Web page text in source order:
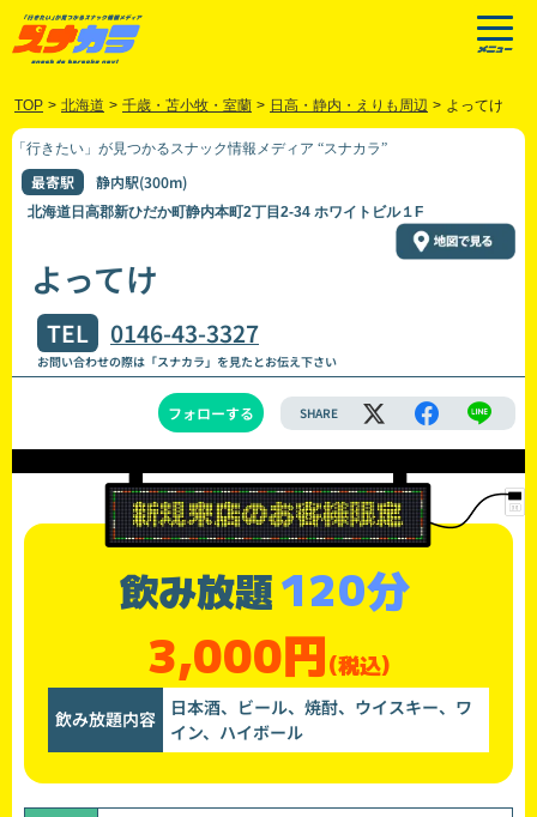
TOP > 北海道 > 千歳・苫小牧・室蘭 > 日高・静内・えりも周辺 > よってけ
「行きたい」が見つかるスナック情報メディア “スナカラ”
最寄駅 静内駅(300m)
北海道日高郡新ひだか町静内本町2丁目2-34 ホワイトビル１F
よってけ
TEL 0146-43-3327
お問い合わせの際は「スナカラ」を見たとお伝え下さい
フォローする SHARE
飲み放題120分
3,000円(税込)
飲み放題内容
日本酒、ビール、焼酎、ウイスキー、ワ
イン、ハイボール